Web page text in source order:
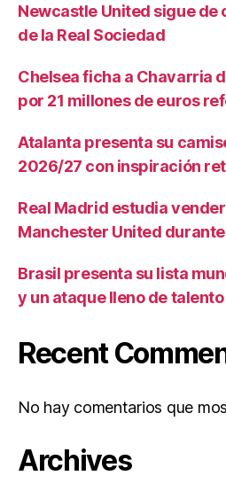
Newcastle United sigue de
de la Real Sociedad
Chelsea ficha a Chavarria
por 21 millones de euros
Atalanta presenta su
2026/27 con inspiración
Real Madrid estudia
Manchester United
Brasil presenta su lista
y un ataque lleno de talento
Recent
No hay comentarios que
Archives